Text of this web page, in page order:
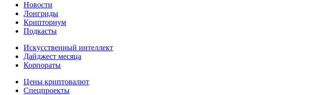
Новости
Лонгриды
Крипториум
Подкасты
Искусственный интеллект
Дайджест месяца
Корпораты
Цены криптовалют
Спецпроекты